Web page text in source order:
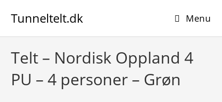
Tunneltelt.dk Menu
Telt – Nordisk Oppland 4
PU – 4 personer – Grøn